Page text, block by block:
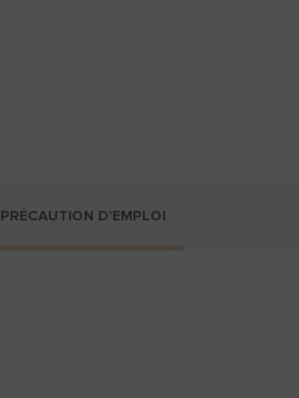
PRÉCAUTION D'EMPLOI